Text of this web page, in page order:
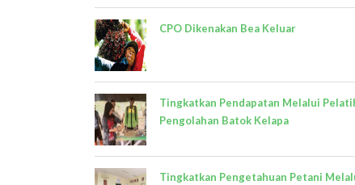
CPO Dikenakan Bea Keluar
Tingkatkan Pendapatan Melalui
Pengolahan Batok Kelapa
Tingkatkan Pengetahuan Petani